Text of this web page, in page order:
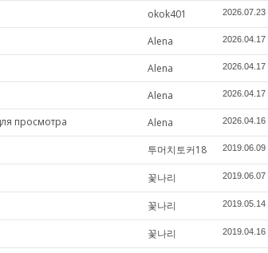
okok401 2026.07.23
Alena 2026.04.17
Alena 2026.04.17
Alena 2026.04.17
просмотра Alena 2026.04.16
투머치토커18 2019.06.09
꽃나리 2019.06.07
꽃나리 2019.05.14
꽃나리 2019.04.16